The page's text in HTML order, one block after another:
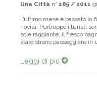
Una Città n° 185 / 2011
L’ultimo mese è passato in
novità. Purtroppo i turisti
sole raggiante, il fresco
stato strano passeggiare in
Leggi di più